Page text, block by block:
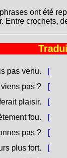
ont été
Entre crochets,
pas venu. [
pas ?
[
plaisir.
[
fou.
[
pas ?
[
plus fort.
[